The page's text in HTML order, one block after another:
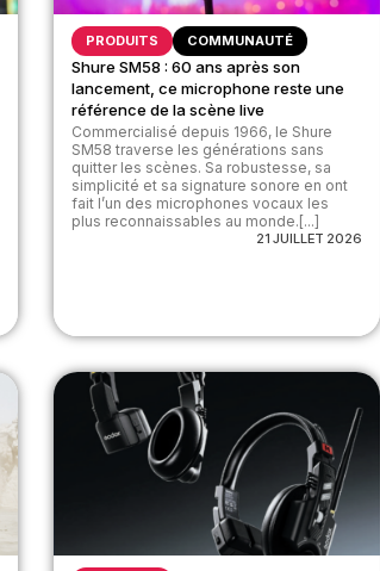
PRODUITS COMMUNAUTÉ
Shure SM58 : 60 ans après son
lancement, ce microphone reste une
référence de la scène live
Commercialisé depuis 1966, le Shure
SM58 traverse les générations sans
quitter les scènes. Sa robustesse, sa
simplicité et sa signature sonore en ont
fait l’un des microphones vocaux les
plus reconnaissables au monde.[...]
21 JUILLET 2026